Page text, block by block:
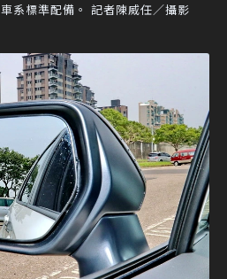
標準配備。 記者陳威任／攝影